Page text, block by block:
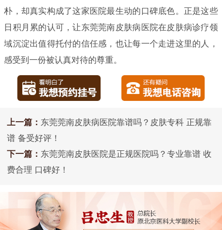
朴，却真实构成了这家医院最生动的口碑底色。正是这些
日积月累的认可，让东莞莞南皮肤病医院在皮肤病诊疗领
域沉淀出值得托付的信任感，也让每一个走进这里的人，
感受到一份被认真对待的尊重。
上一篇： 东莞莞南皮肤病医院靠谱吗？皮肤专科 正规靠
谱 备受好评！
下一篇： 东莞莞南皮肤医院是正规医院吗？专业靠谱 收
费合理 口碑好！